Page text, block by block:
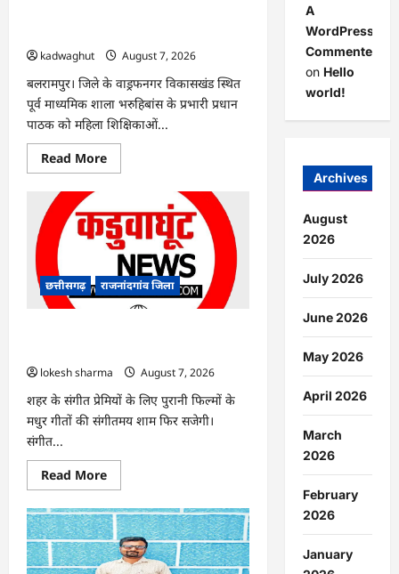
kadwaghut
August 7, 2026
बलरामपुर। जिले के वाड्रफनगर विकासखंड स्थित
पूर्व माध्यमिक शाला भरुहिबांस के प्रभारी प्रधान
पाठक को महिला शिक्षिकाओं...
Read MoreRead
more
महिला
टीचरों
को
परेशान
करने
वाला
हेडमास्टर
सस्पेंड
छत्तीसगढ़ राजनांदगांव जिला
lokesh sharma
August 7, 2026
शहर के संगीत प्रेमियों के लिए पुरानी फिल्मों के
मधुर गीतों की संगीतमय शाम फिर सजेगी।
संगीत...
Read MoreRead
more
राजनांदगांव
:
‘सुहानी
यादें’
8
A
WordPress
Commenter
on Hello
world!
Archives
August
2026
July 2026
June 2026
May 2026
April 2026
March
2026
February
2026
January